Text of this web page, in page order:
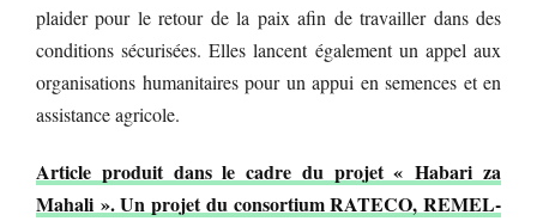
plaider pour le retour de la paix afin de travailler dans des
conditions sécurisées. Elles lancent également un appel aux
organisations humanitaires pour un appui en semences et en
assistance agricole.
Article produit dans le cadre du projet « Habari za
Mahali ». Un projet du consortium RATECO, REMEL-